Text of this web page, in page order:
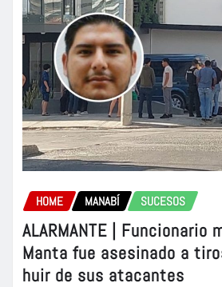
HOME MANABÍ SUCESOS
ALARMANTE | Funcionario
Manta fue asesinado a
huir de sus atacantes